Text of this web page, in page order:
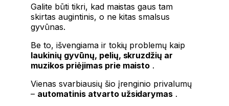
Galite būti tikri, kad maistas gaus tam
skirtas augintinis, o ne kitas smalsus
gyvūnas.
Be to, išvengiama ir tokių problemų kaip
laukinių gyvūnų, pelių, skruzdžių ar
muzikos priėjimas prie maisto .
Vienas svarbiausių šio įrenginio privalumų
– automatinis atvarto užsidarymas .